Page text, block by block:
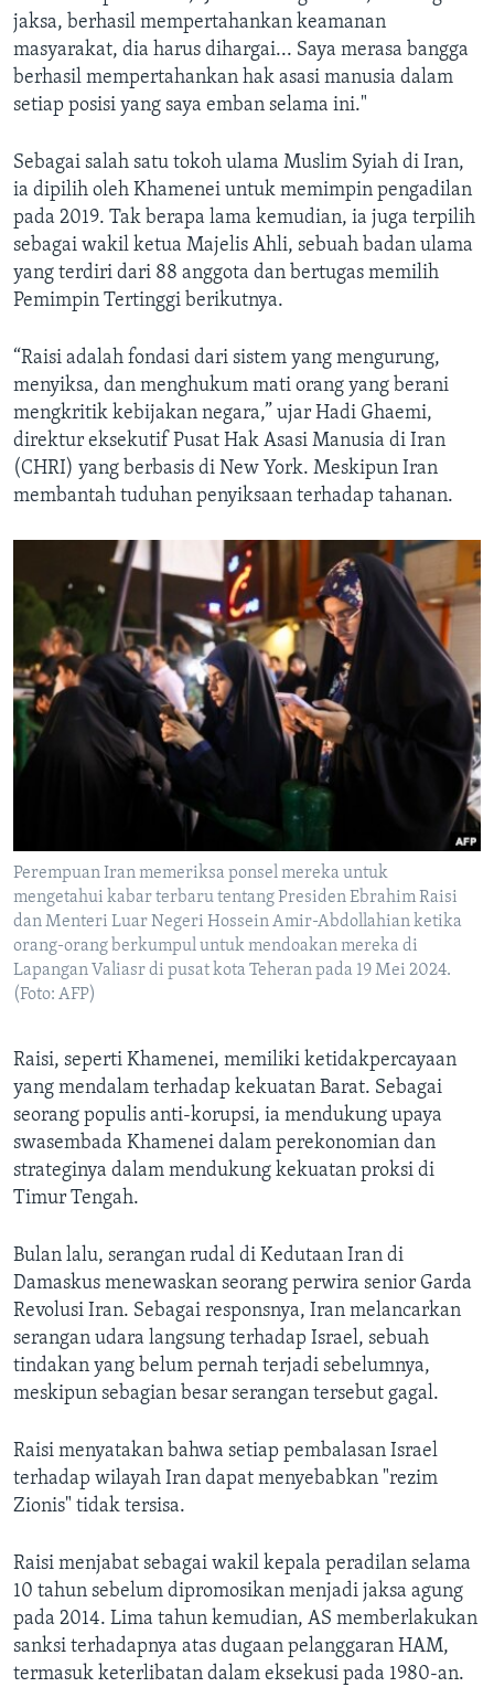
jaksa, berhasil mempertahankan keamanan
masyarakat, dia harus dihargai... Saya merasa bangga
berhasil mempertahankan hak asasi manusia dalam
setiap posisi yang saya emban selama ini."
Sebagai salah satu tokoh ulama Muslim Syiah di Iran,
ia dipilih oleh Khamenei untuk memimpin pengadilan
pada 2019. Tak berapa lama kemudian, ia juga terpilih
sebagai wakil ketua Majelis Ahli, sebuah badan ulama
yang terdiri dari 88 anggota dan bertugas memilih
Pemimpin Tertinggi berikutnya.
“Raisi adalah fondasi dari sistem yang mengurung,
menyiksa, dan menghukum mati orang yang berani
mengkritik kebijakan negara,” ujar Hadi Ghaemi,
direktur eksekutif Pusat Hak Asasi Manusia di Iran
(CHRI) yang berbasis di New York. Meskipun Iran
membantah tuduhan penyiksaan terhadap tahanan.
Perempuan Iran memeriksa ponsel mereka untuk
mengetahui kabar terbaru tentang Presiden Ebrahim Raisi
dan Menteri Luar Negeri Hossein Amir-Abdollahian ketika
orang-orang berkumpul untuk mendoakan mereka di
Lapangan Valiasr di pusat kota Teheran pada 19 Mei 2024.
(Foto: AFP)
Raisi, seperti Khamenei, memiliki ketidakpercayaan
yang mendalam terhadap kekuatan Barat. Sebagai
seorang populis anti-korupsi, ia mendukung upaya
swasembada Khamenei dalam perekonomian dan
strateginya dalam mendukung kekuatan proksi di
Timur Tengah.
Bulan lalu, serangan rudal di Kedutaan Iran di
Damaskus menewaskan seorang perwira senior Garda
Revolusi Iran. Sebagai responsnya, Iran melancarkan
serangan udara langsung terhadap Israel, sebuah
tindakan yang belum pernah terjadi sebelumnya,
meskipun sebagian besar serangan tersebut gagal.
Raisi menyatakan bahwa setiap pembalasan Israel
terhadap wilayah Iran dapat menyebabkan "rezim
Zionis" tidak tersisa.
Raisi menjabat sebagai wakil kepala peradilan selama
10 tahun sebelum dipromosikan menjadi jaksa agung
pada 2014. Lima tahun kemudian, AS memberlakukan
sanksi terhadapnya atas dugaan pelanggaran HAM,
termasuk keterlibatan dalam eksekusi pada 1980-an.